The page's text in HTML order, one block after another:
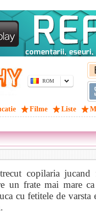
ROM
Filme Liste
copilaria
un frate mai mare
cu fetitele de